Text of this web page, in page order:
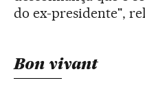
do ex-presidente",
Bon vivant